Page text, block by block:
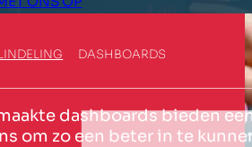
DASHBOARDS
dashboards bieden
om zo een beter in te